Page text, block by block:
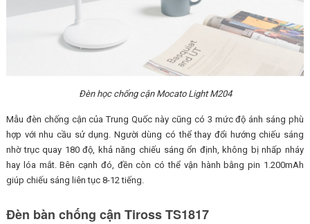
Đèn học chống cận Mocato Light M204
Mẫu đèn chống cận của Trung Quốc này cũng có 3 mức độ ánh sáng phù
hợp với nhu cầu sử dụng. Người dùng có thể thay đổi hướng chiếu sáng
nhờ trục quay 180 độ, khả năng chiếu sáng ổn định, không bị nhấp nháy
hay lóa mắt. Bên cạnh đó, đền còn có thể vận hành bằng pin 1.200mAh
giúp chiếu sáng liên tục 8-12 tiếng.
Đèn bàn chống cận Tiross TS1817